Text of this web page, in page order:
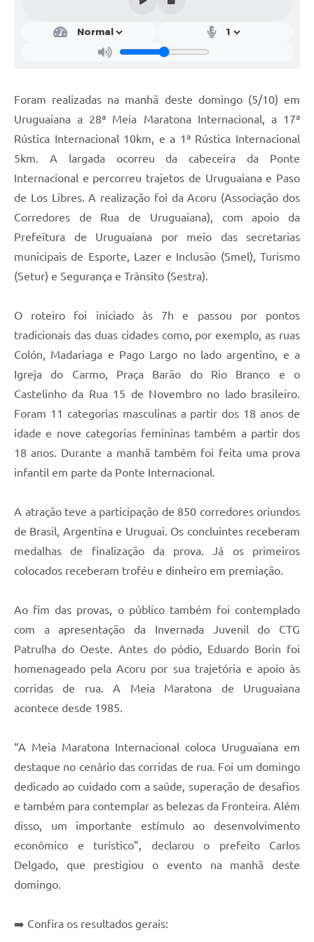
Contas Públicas
Links
Telefones Úteis
Termos de Uso & Política de Privacidade
Foram realizadas na manhã deste domingo (5/10) em
Uruguaiana a 28ª Meia Maratona Internacional, a 17ª
Rústica Internacional 10km, e a 1ª Rústica Internacional
5km. A largada ocorreu da cabeceira da Ponte
Internacional e percorreu trajetos de Uruguaiana e Paso
de Los Libres. A realização foi da Acoru (Associação dos
Corredores de Rua de Uruguaiana), com apoio da
Prefeitura de Uruguaiana por meio das secretarias
municipais de Esporte, Lazer e Inclusão (Smel), Turismo
(Setur) e Segurança e Trânsito (Sestra).
O roteiro foi iniciado às 7h e passou por pontos
tradicionais das duas cidades como, por exemplo, as ruas
Colón, Madariaga e Pago Largo no lado argentino, e a
Igreja do Carmo, Praça Barão do Rio Branco e o
Castelinho da Rua 15 de Novembro no lado brasileiro.
Foram 11 categorias masculinas a partir dos 18 anos de
idade e nove categorias femininas também a partir dos
18 anos. Durante a manhã também foi feita uma prova
infantil em parte da Ponte Internacional.
A atração teve a participação de 850 corredores oriundos
de Brasil, Argentina e Uruguai. Os concluintes receberam
medalhas de finalização da prova. Já os primeiros
colocados receberam troféu e dinheiro em premiação.
Ao fim das provas, o público também foi contemplado
com a apresentação da Invernada Juvenil do CTG
Patrulha do Oeste. Antes do pódio, Eduardo Borin foi
homenageado pela Acoru por sua trajetória e apoio às
corridas de rua. A Meia Maratona de Uruguaiana
acontece desde 1985.
“A Meia Maratona Internacional coloca Uruguaiana em
destaque no cenário das corridas de rua. Foi um domingo
dedicado ao cuidado com a saúde, superação de desafios
e também para contemplar as belezas da Fronteira. Além
disso, um importante estímulo ao desenvolvimento
econômico e turístico”, declarou o prefeito Carlos
Delgado, que prestigiou o evento na manhã deste
domingo.
➡️ Confira os resultados gerais: